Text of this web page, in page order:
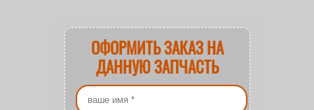
ОФОРМИТЬ ЗАКАЗ НА
ДАННУЮ ЗАПЧАСТЬ
Ваше имя*